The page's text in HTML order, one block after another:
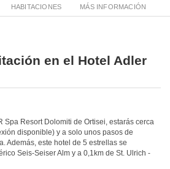
HABITACIONES MÁS INFORMACIÓN
en el Hotel Adler
Spa Resort Dolomiti de Ortisei, estarás cerca
disponible) y a solo unos pasos de
Además, este hotel de 5 estrellas se
Seis-Seiser Alm y a 0,1km de St. Ulrich -